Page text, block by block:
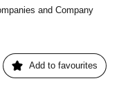
and Company
Add to favourites